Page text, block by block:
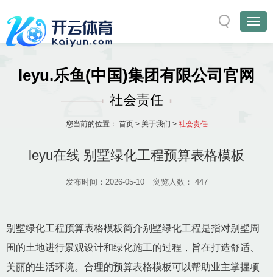
leyu.乐鱼(中国)集团有限公司官网
社会责任
您当前的位置： 首页> 关于我们 > 社会责任
leyu在线 别墅绿化工程预算表格模板
发布时间：2026-05-10 浏览人数： 447
别墅绿化工程预算表格模板简介别墅绿化工程是指对别墅周
围的土地进行景观设计和绿化施工的过程，旨在打造舒适、
美丽的生活环境。合理的预算表格模板可以帮助业主掌握项